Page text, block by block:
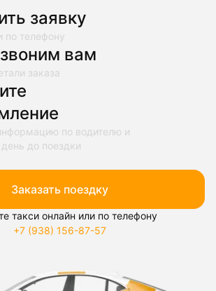
заявку
по телефону
вам
заказа
по водителю и
до поездки
Заказать поездку
такси онлайн или по телефону
+7 (938) 156-87-57